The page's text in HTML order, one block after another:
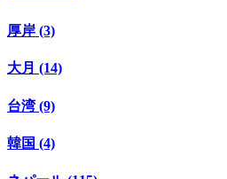
厚岸 (3)
大月 (14)
台湾 (9)
韓国 (4)